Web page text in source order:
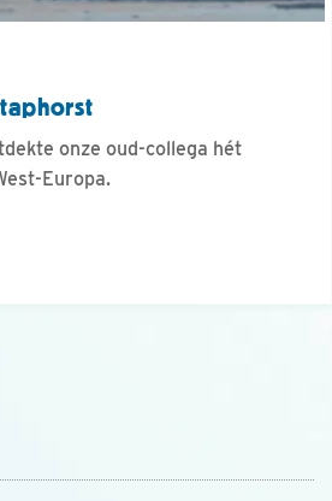
onze oud-collega hét
Europa.